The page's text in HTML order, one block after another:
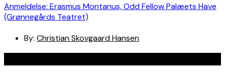
Anmeldelse: Erasmus Montanus, Odd Fellow Palæets Have
(Grønnegårds Teatret)
By: Christian Skovgaard Hansen